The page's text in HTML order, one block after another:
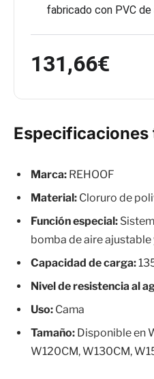
fabricado con PVC
131,66€
Especificaciones
Marca: REHOOF
Material: Cloruro de
Función especial:
bomba de aire ajustable
Capacidad de carga:
Nivel de resistencia al
Uso: Cama
Tamaño: Disponible en
W120CM, W130CM,